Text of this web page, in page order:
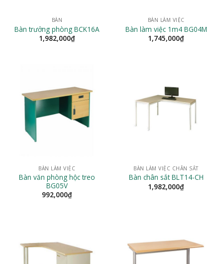
BÀN
Bàn trưởng phòng BCK16A
1,982,000₫
BÀN LÀM VIỆC
Bàn làm việc 1m4 BG04M
1,745,000₫
BÀN LÀM VIỆC
Bàn văn phòng hộc treo
BG05V
992,000₫
BÀN LÀM VIỆC CHÂN SẮT
Bàn chân sắt BLT14-CH
1,982,000₫